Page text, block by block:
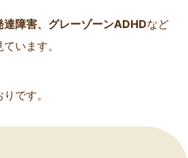
達障害、グレーゾーンADHDなど
います。
です。